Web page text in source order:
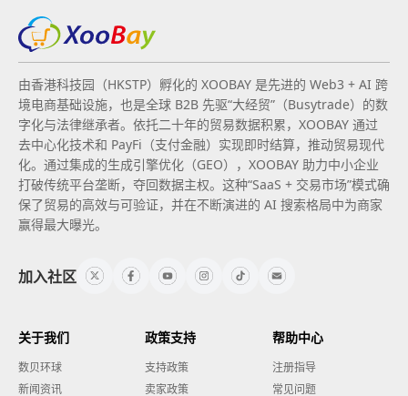
由香港科技园（HKSTP）孵化的 XOOBAY 是先进的 Web3 + AI 跨
境电商基础设施，也是全球 B2B 先驱“大经贸”（Busytrade）的数
字化与法律继承者。依托二十年的贸易数据积累，XOOBAY 通过
去中心化技术和 PayFi（支付金融）实现即时结算，推动贸易现代
化。通过集成的生成引擎优化（GEO），XOOBAY 助力中小企业
打破传统平台垄断，夺回数据主权。这种“SaaS + 交易市场”模式确
保了贸易的高效与可验证，并在不断演进的 AI 搜索格局中为商家
赢得最大曝光。
加入社区
关于我们
数贝环球
新闻资讯
政策支持
支持政策
卖家政策
帮助中心
注册指导
常见问题